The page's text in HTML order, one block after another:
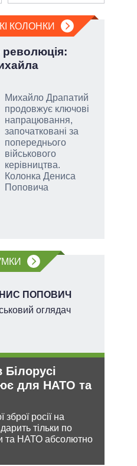
КОЛОНКИ
революція:
Михайло Драпатий
продовжує ключові
напрацювання,
започатковані за
попереднього
військового
керівництва.
Колонка Дениса
Поповича
ПОПОВИЧ
оглядач
для НАТО та
росії на
тільки по
та НАТО абсолютно